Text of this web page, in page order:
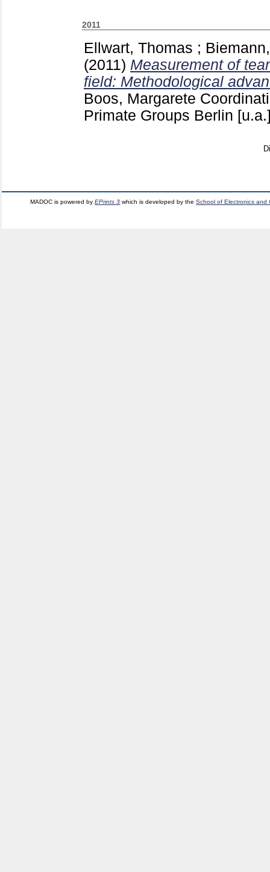
2011
Ellwart, Thomas ;
(2011) Measurement of
field: Methodological
Boos, Margarete
Primate Groups Berlin
MADOC is powered byEPrints 3 which is developed by theSchool of Electronics and